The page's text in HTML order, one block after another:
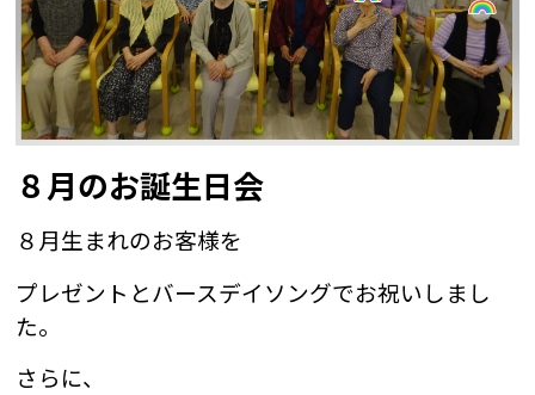
８月のお誕生日会
８月生まれのお客様を
プレゼントとバースデイソングでお祝いしまし
た。
さらに、